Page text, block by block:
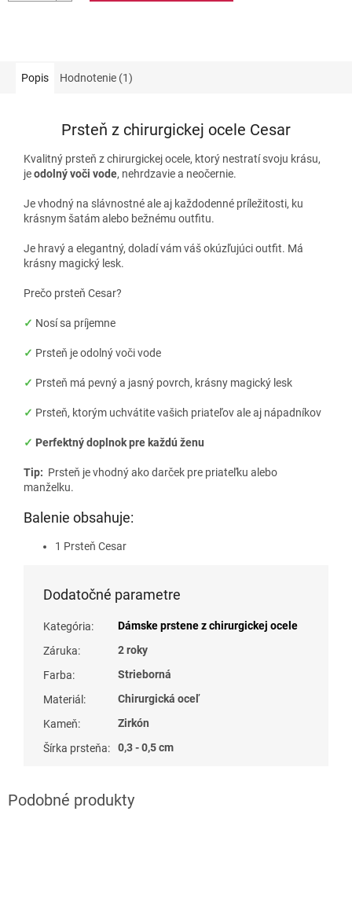
Popis Hodnotenie (1)
Prsteň z chirurgickej ocele Cesar
Kvalitný prsteň z chirurgickej ocele, ktorý nestratí svoju krásu,
jeodolný voči vode, nehrdzavie a neočernie.
Je vhodný na slávnostné ale aj každodenné príležitosti, ku
krásnym šatám alebo bežnému outfitu.
Je hravý a elegantný, doladí vám váš okúzľujúci outfit. Má
krásny magický lesk.
Prečo prsteň Cesar?
✓ Nosí sa príjemne
✓ Prsteň je odolný voči vode
✓ Prsteň má pevný a jasný povrch, krásny magický lesk
✓ Prsteň, ktorým uchvátite vašich priateľov ale aj nápadníkov
✓ Perfektný doplnok pre každú ženu
Tip: Prsteň je vhodný ako darček pre priateľku alebo
manželku.
Balenie obsahuje:
1 Prsteň Cesar
Dodatočné parametre
Kategória:
Dámske prstene z chirurgickej ocele
Záruka:
2 roky
Farba:
Strieborná
Materiál :
Chirurgická oceľ
Kameň:
Zirkón
Šírka prsteňa: 0,3 - 0,5 cm